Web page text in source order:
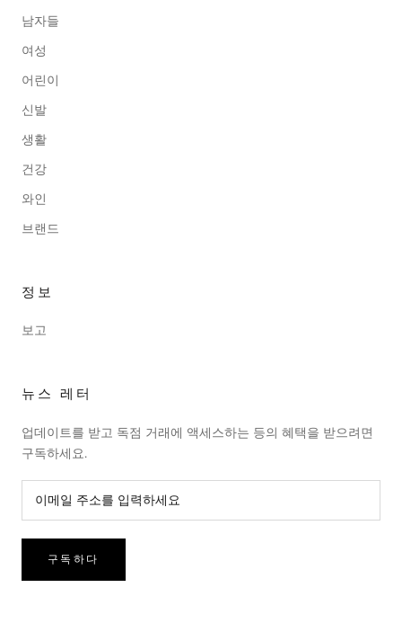
남자들
여성
어린이
신발
생활
건강
와인
브랜드
정보
보고
뉴스 레터
업데이트를 받고 독점 거래에 액세스하는 등의 혜택을 받으려면
구독하세요.
구독하다